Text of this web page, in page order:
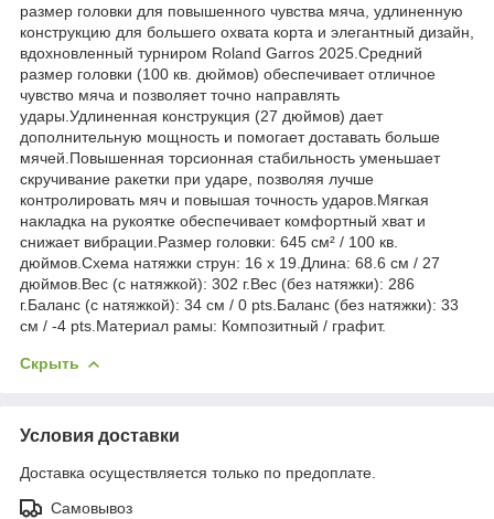
размер головки для повышенного чувства мяча, удлиненную
конструкцию для большего охвата корта и элегантный дизайн,
вдохновленный турниром Roland Garros 2025.Средний
размер головки (100 кв. дюймов) обеспечивает отличное
чувство мяча и позволяет точно направлять
удары.Удлиненная конструкция (27 дюймов) дает
дополнительную мощность и помогает доставать больше
мячей.Повышенная торсионная стабильность уменьшает
скручивание ракетки при ударе, позволяя лучше
контролировать мяч и повышая точность ударов.Мягкая
накладка на рукоятке обеспечивает комфортный хват и
снижает вибрации.Размер головки: 645 см² / 100 кв.
дюймов.Схема натяжки струн: 16 x 19.Длина: 68.6 см / 27
дюймов.Вес (с натяжкой): 302 г.Вес (без натяжки): 286
г.Баланс (с натяжкой): 34 см / 0 pts.Баланс (без натяжки): 33
см / -4 pts.Материал рамы: Композитный / графит.
Скрыть
Условия доставки
Доставка осуществляется только по предоплате.
Самовывоз